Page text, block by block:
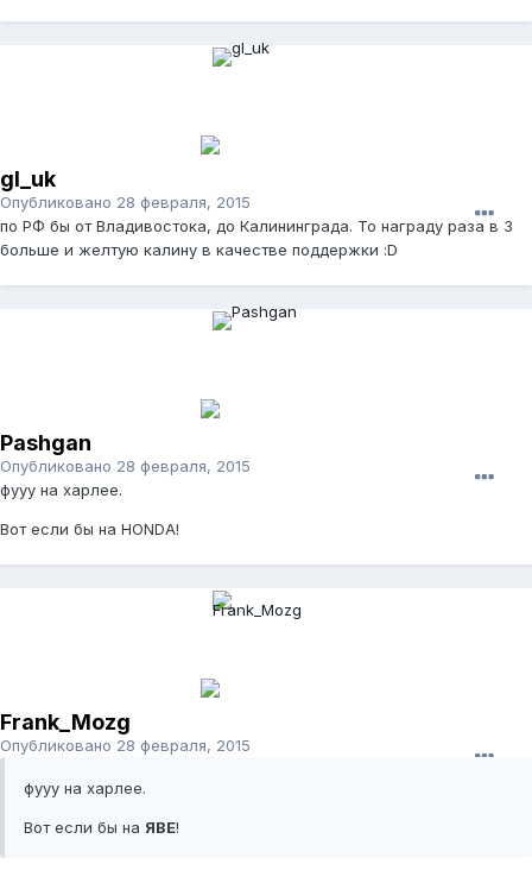
gl_uk
Опубликовано 28 февраля, 2015
по РФ бы от Владивостока, до Калининграда. То награду раза в 3
больше и желтую калину в качестве поддержки :D
Pashgan
Опубликовано 28 февраля, 2015
фууу на харлее.
Вот если бы на HONDA!
Frank_Mozg
Опубликовано 28 февраля, 2015
фууу на харлее.
Вот если бы на ЯВЕ!